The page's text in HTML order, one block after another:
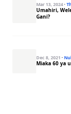
Mar 13, 2024·
Umahiri,
Gani?
Dec 8, 2021 ·
Miaka 60 ya